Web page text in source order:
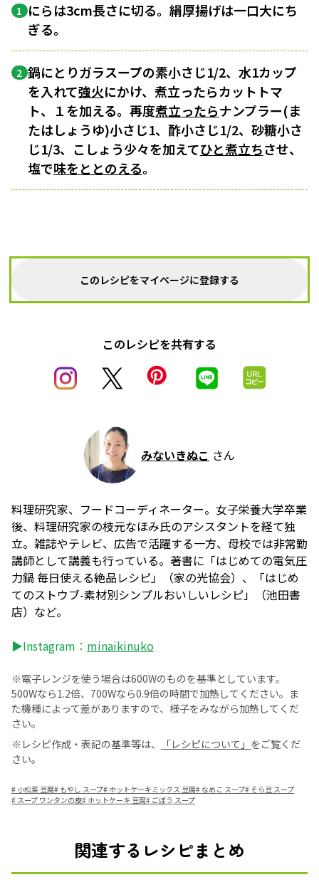
1 にらは3cm長さに切る。絹厚揚げは一口大にち
ぎる。
2 鍋にとりガラスープの素小さじ1/2、水1カップ
を入れて強火にかけ、煮立ったらカットトマ
ト、１を加える。再度煮立ったらナンプラー(ま
たはしょうゆ)小さじ1、酢小さじ1/2、砂糖小さ
じ1/3、こしょう少々を加えてひと煮立ちさせ、
塩で味をととのえる。
このレシピをマイページに登録する
このレシピを共有する
みないきぬこ さん
料理研究家、フードコーディネーター。女子栄養大学卒業
後、料理研究家の枝元なほみ氏のアシスタントを経て独
立。雑誌やテレビ、広告で活躍する一方、母校では非常勤
講師として講義も行っている。著書に「はじめての電気圧
力鍋 毎日使える絶品レシピ」（家の光協会）、「はじめ
てのストウブ-素材別シンプルおいしいレシピ」（池田書
店）など。
▶Instagram： minaikinuko
※電子レンジを使う場合は600Wのものを基準としています。
500Wなら1.2倍、700Wなら0.9倍の時間で加熱してください。ま
た機種によって差がありますので、様子をみながら加熱してくだ
さい。
※レシピ作成・表記の基準等は、
「レシピについて」 をご覧くだ
さい。
# 小松菜 豆腐# もやし スープ# ホットケーキミックス 豆腐# なめこ スープ#そら豆 スープ
# スープ ワンタンの皮# ホットケーキ 豆腐# ごぼう スープ
関連するレシピまとめ